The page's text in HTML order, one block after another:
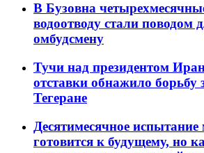
В Бузовна
водоотводу стали поводом
омбудсмену
Тучи над президентом
отставки обнажило борьбу
Тегеране
Десятимесячное
готовится к будущему, но